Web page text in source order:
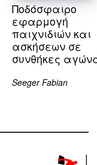
Ποδόσφαιρο
εφαρμογή
παιχνιδιών και
ασκήσεων σε
συνθήκες
Seeger Fabian